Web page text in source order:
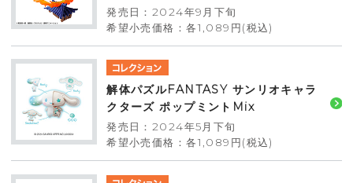
発売日：2024年9月下旬
希望小売価格：各1,089円(税込)
解体パズルFANTASY サンリオキャラ
クターズ ポップミントMix
発売日：2024年5月下旬
希望小売価格：各1,089円(税込)